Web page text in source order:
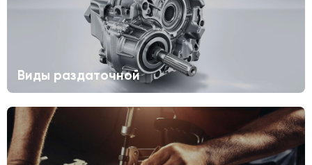
Виды раздаточной